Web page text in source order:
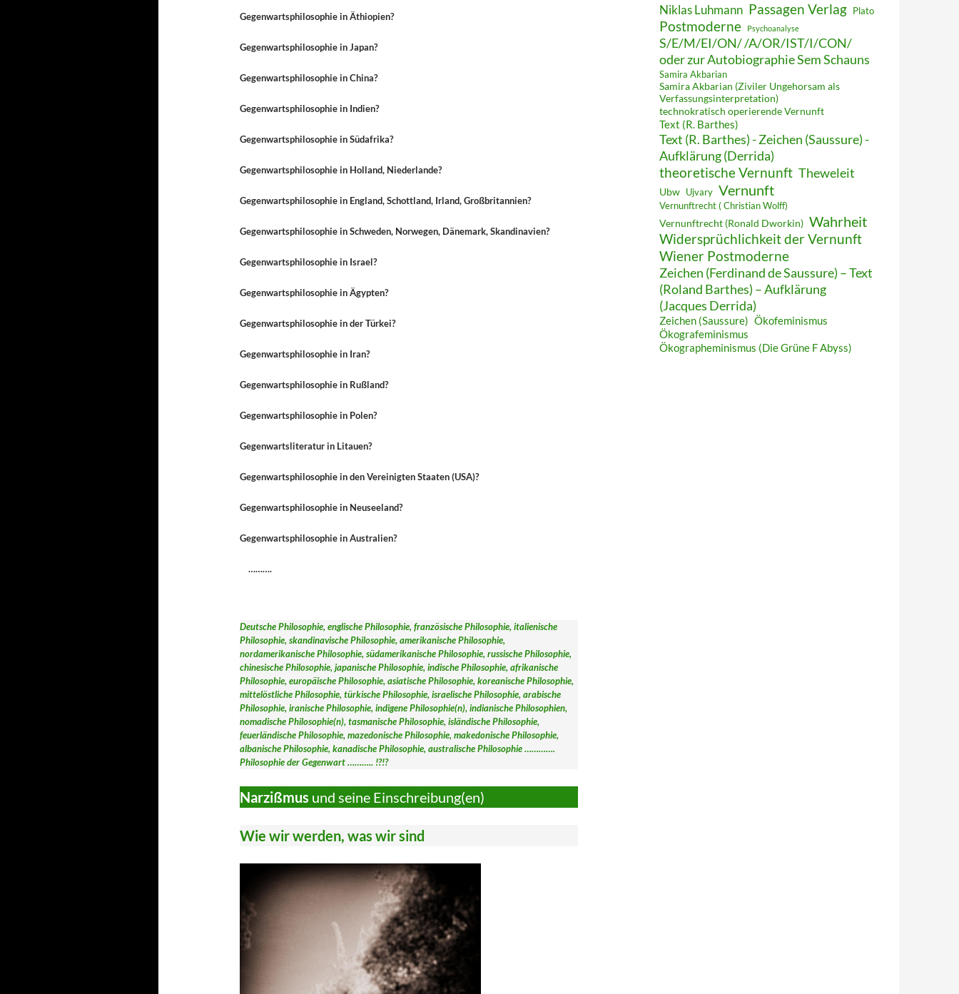
Gegenwartsphilosophie in Äthiopien?
Gegenwartsphilosophie in Japan?
Gegenwartsphilosophie in China?
Gegenwartsphilosophie in Indien?
Gegenwartsphilosophie in Südafrika?
Gegenwartsphilosophie in Holland, Niederlande?
Gegenwartsphilosophie in England, Schottland, Irland, Großbritannien?
Gegenwartsphilosophie in Schweden, Norwegen, Dänemark, Skandinavien?
Gegenwartsphilosophie in Israel?
Gegenwartsphilosophie in Ägypten?
Gegenwartsphilosophie in der Türkei?
Gegenwartsphilosophie in Iran?
Gegenwartsphilosophie in Rußland?
Gegenwartsphilosophie in Polen?
Gegenwartsliteratur in Litauen?
Gegenwartsphilosophie in den Vereinigten Staaten (USA)?
Gegenwartsphilosophie in Neuseeland?
Gegenwartsphilosophie in Australien?
……….
Deutsche Philosophie, englische Philosophie, französische Philosophie, italienische
Philosophie, skandinavische Philosophie, amerikanische Philosophie,
nordamerikanische Philosophie, südamerikanische Philosophie, russische Philosophie,
chinesische Philosophie, japanische Philosophie, indische Philosophie, afrikanische
Philosophie, europäische Philosophie, asiatische Philosophie, koreanische Philosophie,
mittelöstliche Philosophie, türkische Philosophie, israelische Philosophie, arabische
Philosophie, iranische Philosophie, indigene Philosophie(n), indianische Philosophien,
nomadische Philosophie(n), tasmanische Philosophie, isländische Philosophie,
feuerländische Philosophie, mazedonische Philosophie, makedonische Philosophie,
albanische Philosophie, kanadische Philosophie, australische Philosophie ………….
Philosophie der Gegenwart ……….. !?!?
Narzißmus und seine Einschreibung(en)
Wie wir werden, was wir sind
Niklas Luhmann Passagen Verlag Plato
Postmoderne Psychoanalyse
S/E/M/EI/ON/ /A/OR/IST/I/CON/
oder zur Autobiographie Sem Schauns
Samira Akbarian
Samira Akbarian (Ziviler Ungehorsam als
Verfassungsinterpretation)
technokratisch operierende Vernunft
Text (R. Barthes)
Text (R. Barthes) - Zeichen (Saussure) -
Aufklärung (Derrida)
theoretische Vernunft Theweleit
Ubw Ujvary Vernunft
Vernunftrecht ( Christian Wolff)
Vernunftrecht (Ronald Dworkin) Wahrheit
Widersprüchlichkeit der Vernunft
Wiener Postmoderne
Zeichen (Ferdinand de Saussure) – Text
(Roland Barthes) – Aufklärung
(Jacques Derrida)
Zeichen (Saussure) Ökofeminismus
Ökografeminismus
Ökographeminismus (Die Grüne F Abyss)